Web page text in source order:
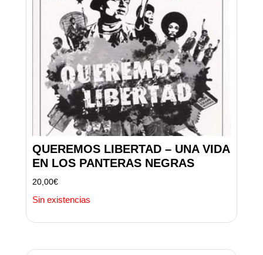
QUEREMOS LIBERTAD – UNA VIDA
EN LOS PANTERAS NEGRAS
20,00€
Sin existencias